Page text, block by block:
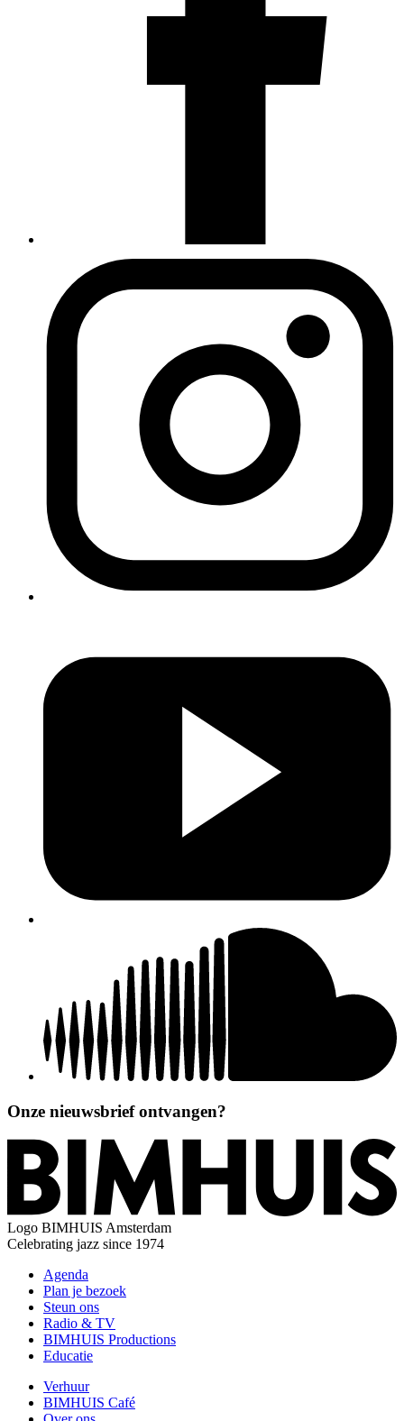
Onze nieuwsbrief ontvangen?
Logo BIMHUIS Amsterdam
Celebrating jazz since 1974
Agenda
Plan je bezoek
Steun ons
Radio & TV
BIMHUIS Productions
Educatie
Verhuur
BIMHUIS Café